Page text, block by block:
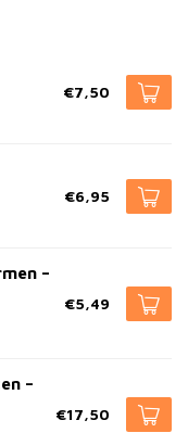
€7,50
€6,95
–
€5,49
–
€17,50